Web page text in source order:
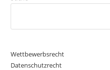
Wettbewerbsrecht
Datenschutzrecht